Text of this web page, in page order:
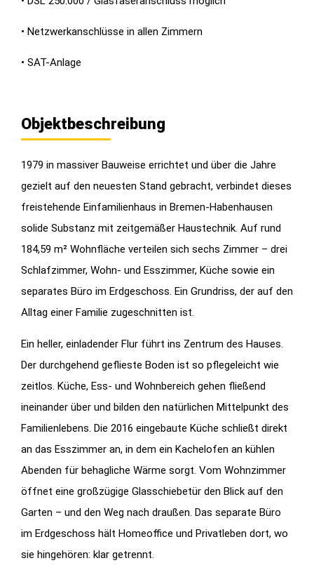
• Netzwerkanschlüsse in allen Zimmern
• SAT-Anlage
Objektbeschreibung
1979 in massiver Bauweise errichtet und über die Jahre
gezielt auf den neuesten Stand gebracht, verbindet dieses
freistehende Einfamilienhaus in Bremen-Habenhausen
solide Substanz mit zeitgemäßer Haustechnik. Auf rund
184,59 m² Wohnfläche verteilen sich sechs Zimmer – drei
Schlafzimmer, Wohn- und Esszimmer, Küche sowie ein
separates Büro im Erdgeschoss. Ein Grundriss, der auf den
Alltag einer Familie zugeschnitten ist.
Ein heller, einladender Flur führt ins Zentrum des Hauses.
Der durchgehend geflieste Boden ist so pflegeleicht wie
zeitlos. Küche, Ess- und Wohnbereich gehen fließend
ineinander über und bilden den natürlichen Mittelpunkt des
Familienlebens. Die 2016 eingebaute Küche schließt direkt
an das Esszimmer an, in dem ein Kachelofen an kühlen
Abenden für behagliche Wärme sorgt. Vom Wohnzimmer
öffnet eine großzügige Glasschiebetür den Blick auf den
Garten – und den Weg nach draußen. Das separate Büro
im Erdgeschoss hält Homeoffice und Privatleben dort, wo
sie hingehören: klar getrennt.